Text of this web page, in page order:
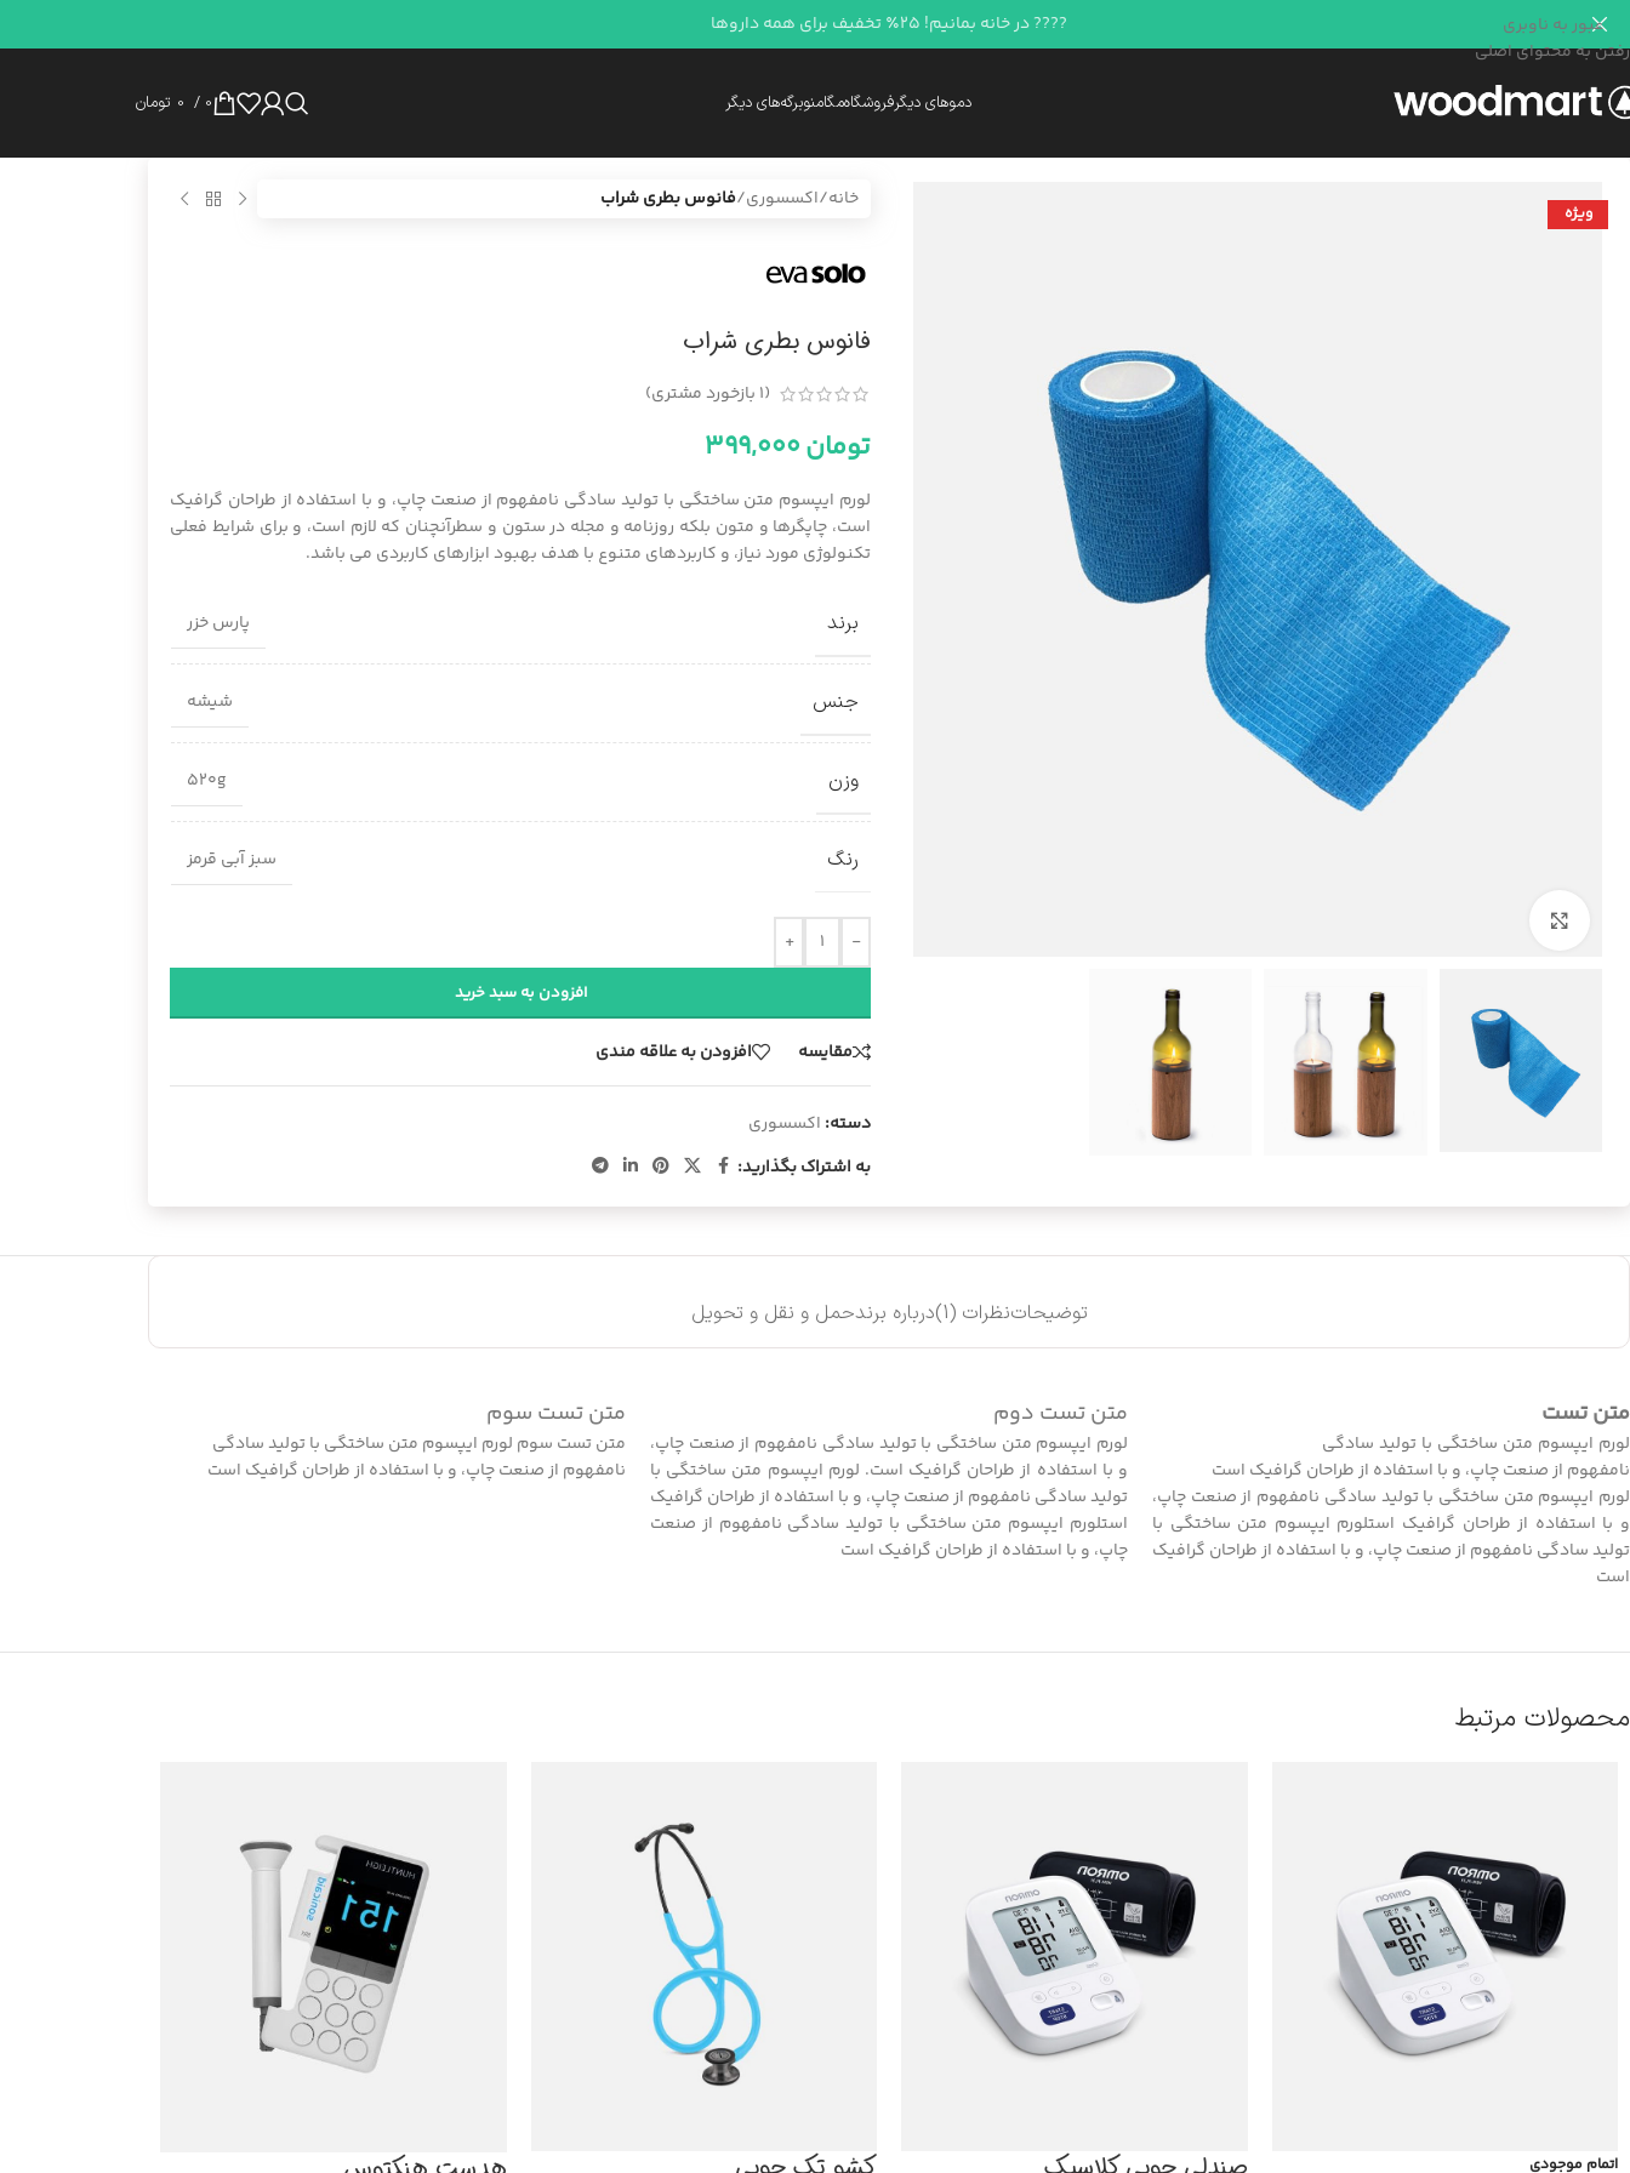
عبور به ناوبری
رفتن به محتوای اصلی
???? در خانه بمانیم! 25٪ تخفیف برای همه داروها
دموهای دیگرفروشگاهمگامنوبرگه‌های دیگر 0
/ تومان
ویژه
خانه/اکسسوری/فانوس بطری شراب
فانوس بطری شراب
(
1 بازخورد مشتری)
تومان
لورم ایپسوم متن ساختگی با تولید سادگی نامفهوم از صنعت چاپ، و با استفاده از طراحان گرافیک
است، چاپگرها و متون بلکه روزنامه و مجله در ستون و سطرآنچنان که لازم است، و برای شرایط فعلی
تکنولوژی مورد نیاز، و کاربردهای متنوع با هدف بهبود ابزارهای کاربردی می باشد.
برند پارس خزر
جنس شیشه
وزن 520g
رنگ سبز آبی قرمز
-
+
افزودن به سبد خرید
مقایسه افزودن به علاقه مندی
دسته: اکسسوری
به اشتراک بگذارید:
توضیحاتنظرات (1) درباره برندحمل و نقل و تحویل
متن تست
لورم ایپسوم متن ساختگی با تولید سادگی
نامفهوم از صنعت چاپ، و با استفاده از طراحان گرافیک است
لورم ایپسوم متن ساختگی با تولید سادگی نامفهوم از صنعت چاپ،
و با استفاده از طراحان گرافیک استلورم ایپسوم متن ساختگی با
تولید سادگی نامفهوم از صنعت چاپ، و با استفاده از طراحان گرافیک
است
متن تست دوم
لورم ایپسوم متن ساختگی با تولید سادگی نامفهوم از صنعت چاپ،
و با استفاده از طراحان گرافیک است. لورم ایپسوم متن ساختگی با
تولید سادگی نامفهوم از صنعت چاپ، و با استفاده از طراحان گرافیک
استلورم ایپسوم متن ساختگی با تولید سادگی نامفهوم از صنعت
چاپ، و با استفاده از طراحان گرافیک است
متن تست سوم
متن تست سوم لورم ایپسوم متن ساختگی با تولید سادگی
نامفهوم از صنعت چاپ، و با استفاده از طراحان گرافیک است
محصولات مرتبط
اتمام موجودی